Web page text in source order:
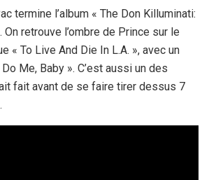
termine l’album « The Don Killuminati:
On retrouve l’ombre de Prince sur le
« To Live And Die In L.A. », avec un
Me, Baby ». C’est aussi un des
fait avant de se faire tirer dessus 7